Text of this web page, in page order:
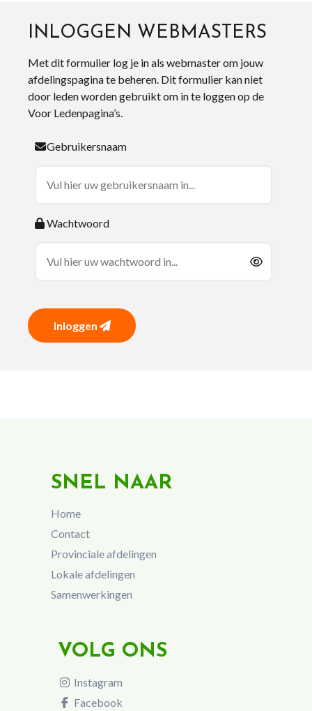
INLOGGEN WEBMASTERS
Met dit formulier log je in als webmaster om jouw
afdelingspagina te beheren. Dit formulier kan niet
door leden worden gebruikt om in te loggen op de
Voor Ledenpagina’s.
Gebruikersnaam
Wachtwoord
Inloggen
SNEL NAAR
Home
Contact
Provinciale afdelingen
Lokale afdelingen
Samenwerkingen
VOLG ONS
Instagram
Facebook